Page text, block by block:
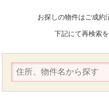
お探しの物件はご成約
下記にて再検索